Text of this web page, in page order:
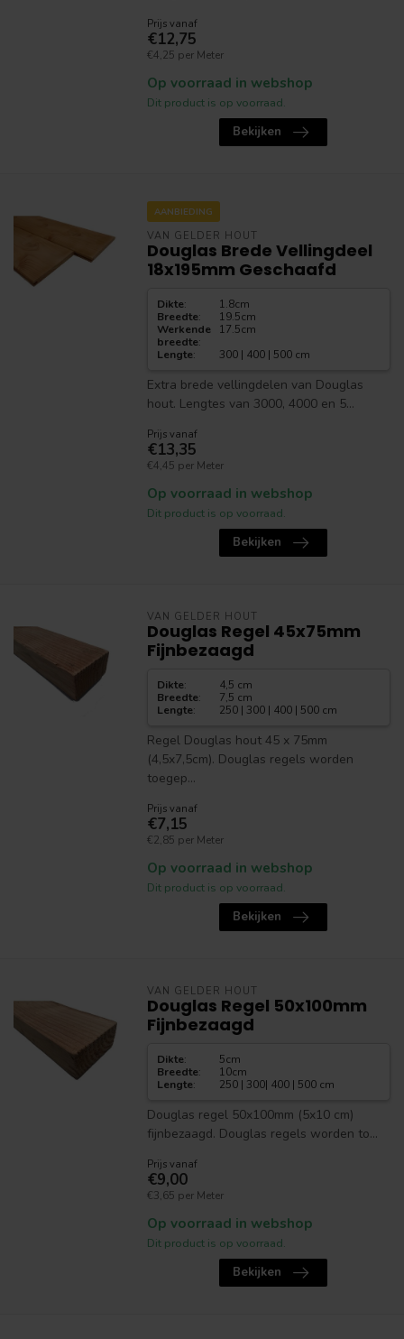
Prijs vanaf
€12,75
€4,25 per Meter
Op voorraad in webshop
Dit product is op voorraad.
Bekijken
AANBIEDING
VAN GELDER HOUT
Douglas Brede Vellingdeel
18x195mm Geschaafd
Dikte:
1.8cm
Breedte:
19.5cm
Werkende
breedte:
17.5cm
Lengte: 300 | 400 | 500 cm
Extra brede vellingdelen van Douglas
hout. Lengtes van 3000, 4000 en 5...
Prijs vanaf
€13,35
€4,45 per Meter
Op voorraad in webshop
Dit product is op voorraad.
Bekijken
VAN GELDER HOUT
Douglas Regel 45x75mm
Fijnbezaagd
Dikte:
4,5 cm
Breedte:
7,5 cm
Lengte: 250 | 300 | 400 | 500 cm
Regel Douglas hout 45 x 75mm
(4,5x7,5cm). Douglas regels worden
toegep...
Prijs vanaf
€7,15
€2,85 per Meter
Op voorraad in webshop
Dit product is op voorraad.
Bekijken
VAN GELDER HOUT
Douglas Regel 50x100mm
Fijnbezaagd
Dikte:
5cm
Breedte:
10cm
Lengte: 250 | 300| 400 | 500 cm
Douglas regel 50x100mm (5x10 cm)
fijnbezaagd. Douglas regels worden to...
Prijs vanaf
€9,00
€3,65 per Meter
Op voorraad in webshop
Dit product is op voorraad.
Bekijken